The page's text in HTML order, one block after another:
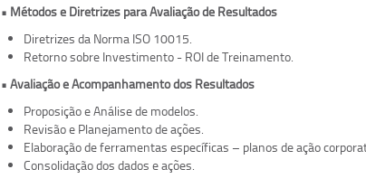
• Métodos e Diretrizes para Avaliação de Resultados
Diretrizes da Norma ISO 10015.
Retorno sobre Investimento - ROI de Treinamento.
• Avaliação e Acompanhamento dos Resultados
Proposição e Análise de modelos.
Revisão e Planejamento de ações.
Elaboração de ferramentas específicas – planos de ação
Consolidação dos dados e ações.